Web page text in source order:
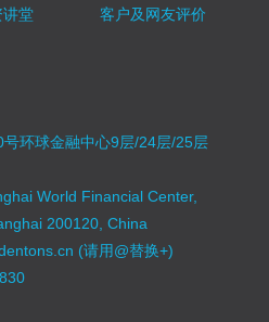
堂
客户及网友评价
环球金融中心9层/24层/25层
World Financial Center,
200120, China
(请用@替换+)